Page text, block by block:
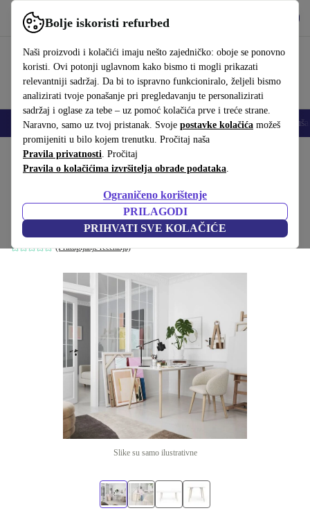
Bolje iskoristi refurbed
Naši proizvodi i kolačići imaju nešto zajedničko: oboje se ponovno
koristi. Ovi potonji uglavnom kako bismo ti mogli prikazati
relevantniji sadržaj. Da bi to ispravno funkcioniralo, željeli bismo
analizirati tvoje ponašanje pri pregledavanju te personalizirati
sadržaj i oglase za tebe – uz pomoć kolačića prve i treće strane.
Naravno, samo uz tvoj pristanak. Svoje postavke kolačića možeš
promijeniti u bilo kojem trenutku. Pročitaj naša
Pravila privatnosti. Pročitaj
Pravila o kolačićima izvršitelja obrade podataka.
Ograničeno korištenje
PRILAGODI
PRIHVATI SVE KOLAČIĆE
Koristi refurbed brzo i jednostavno
Mobiteli Prijenosna računala Tableti Pametni satovi Dodaci
Početna stranica Proizvodi Kućanstvo
Allie blagovaonski stol sapun Oak bijela
150 x 90 cm
Bijela
(Prikupljanje recenzija)
Slike su samo ilustrativne